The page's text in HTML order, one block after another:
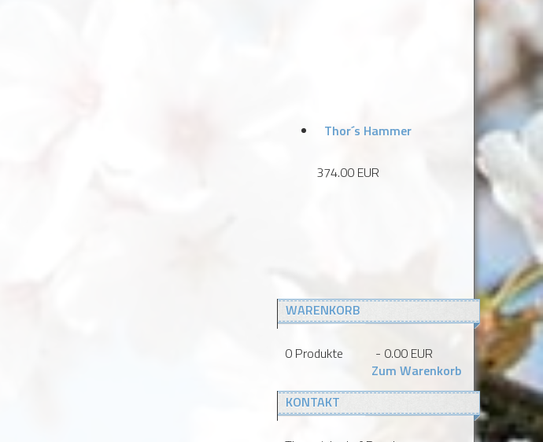
Thor´s Hammer
374.00 EUR
WARENKORB
0 Produkte - 0.00 EUR
Zum Warenkorb
KONTAKT